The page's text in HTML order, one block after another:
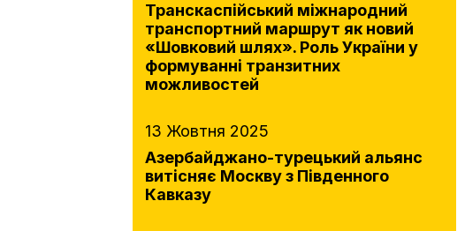
Транскаспійський міжнародний
транспортний маршрут як новий
«Шовковий шлях». Роль України у
формуванні транзитних
можливостей
13 Жовтня 2025
Азербайджано-турецький альянс
витісняє Москву з Південного
Кавказу